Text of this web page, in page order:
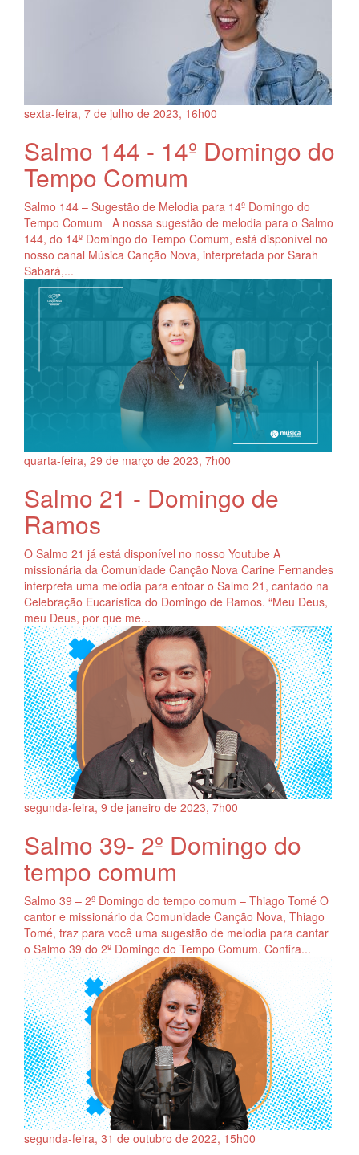
sexta-feira, 7 de julho de 2023, 16h00
Salmo 144 - 14º Domingo do
Tempo Comum
Salmo 144 – Sugestão de Melodia para 14º Domingo do
Tempo Comum A nossa sugestão de melodia para o Salmo
144, do 14º Domingo do Tempo Comum, está disponível no
nosso canal Música Canção Nova, interpretada por Sarah
Sabará,...
quarta-feira, 29 de março de 2023, 7h00
Salmo 21 - Domingo de
Ramos
O Salmo 21 já está disponível no nosso Youtube A
missionária da Comunidade Canção Nova Carine Fernandes
interpreta uma melodia para entoar o Salmo 21, cantado na
Celebração Eucarística do Domingo de Ramos. “Meu Deus,
meu Deus, por que me...
segunda-feira, 9 de janeiro de 2023, 7h00
Salmo 39- 2º Domingo do
tempo comum
Salmo 39 – 2º Domingo do tempo comum – Thiago Tomé O
cantor e missionário da Comunidade Canção Nova, Thiago
Tomé, traz para você uma sugestão de melodia para cantar
o Salmo 39 do 2º Domingo do Tempo Comum. Confira...
segunda-feira, 31 de outubro de 2022, 15h00